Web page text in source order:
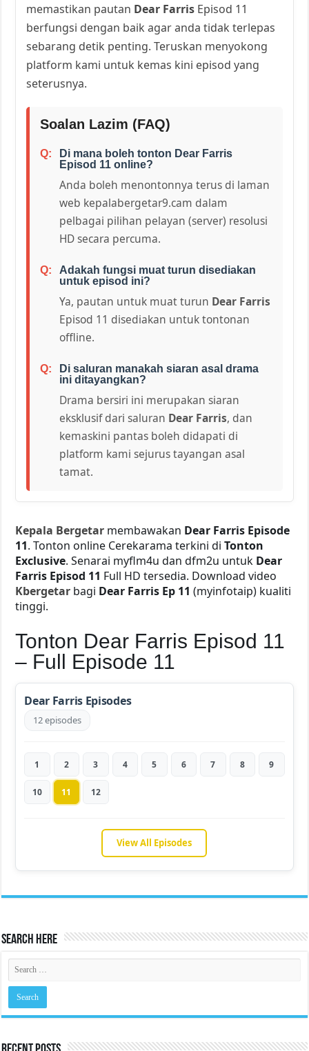
memastikan pautan Dear Farris Episod 11
berfungsi dengan baik agar anda tidak terlepas
sebarang detik penting. Teruskan menyokong
platform kami untuk kemas kini episod yang
seterusnya.
Soalan Lazim (FAQ)
Di mana boleh tonton Dear Farris
Episod 11 online?
Anda boleh menontonnya terus di laman
web kepalabergetar9.cam dalam
pelbagai pilihan pelayan (server) resolusi
HD secara percuma.
Adakah fungsi muat turun disediakan
untuk episod ini?
Ya, pautan untuk muat turun Dear Farris
Episod 11 disediakan untuk tontonan
offline.
Di saluran manakah siaran asal drama
ini ditayangkan?
Drama bersiri ini merupakan siaran
eksklusif dari saluran Dear Farris, dan
kemaskini pantas boleh didapati di
platform kami sejurus tayangan asal
tamat.
Kepala Bergetar membawakan Dear Farris Episode
11. Tonton online Cerekarama terkini diTonton
Exclusive. Senarai myflm4u dan dfm2u untuk Dear
Farris Episod 11 Full HD tersedia. Download video
Kbergetar bagi Dear Farris Ep 11 (myinfotaip) kualiti
tinggi.
Tonton Dear Farris Episod 11
– Full Episode 11
Dear Farris Episodes
12 episodes
1 2 3 4 5 6 7 8 9
10 11 12
View All Episodes
Search Here